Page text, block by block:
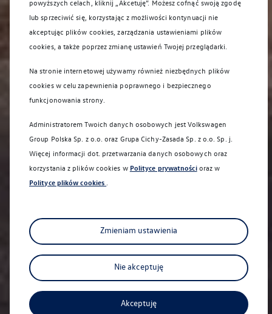
Sprawdź co dla Ciebie przygotowaliśmy
powyższych celach, kliknij „Akcetuję”. Możesz cofnąć swoją zgodę
lub sprzeciwić się, korzystając z możliwości kontynuacji nie
akceptując plików cookies, zarządzania ustawieniami plików
cookies, a także poprzez zmianę ustawień Twojej przeglądarki.
Na stronie internetowej używamy również niezbędnych plików
cookies w celu zapewnienia poprawnego i bezpiecznego
funkcjonowania strony.
Administratorem Twoich danych osobowych jest Volkswagen
Group Polska Sp. z o.o. oraz Grupa Cichy-Zasada Sp. z o.o. Sp. j.
Więcej informacji dot. przetwarzania danych osobowych oraz
korzystania z plików cookies w Polityce prywatnościoraz w
Polityce plików cookies .
Zmieniam ustawienia
Nie akceptuję
Akceptuję